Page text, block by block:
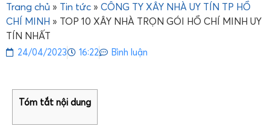
Trang chủ » Tin tức » CÔNG TY XÂY NHÀ UY TÍN TP HỒ
CHÍ MINH » TOP 10 XÂY NHÀ TRỌN GÓI HỒ CHÍ MINH UY
TÍN NHẤT
24/04/2023 16:22 Bình luận
Tóm tắt nội dung